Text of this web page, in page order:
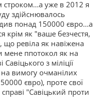
строком...а уже в 2012 я
здійснювалось
понад 150000 євро...а
крім як "ваше безчестя,
що ревіла як навіжена
мене ппотокол як на
з міліції
вимогу очманілих
євро), проте свої
"Савіцький проти